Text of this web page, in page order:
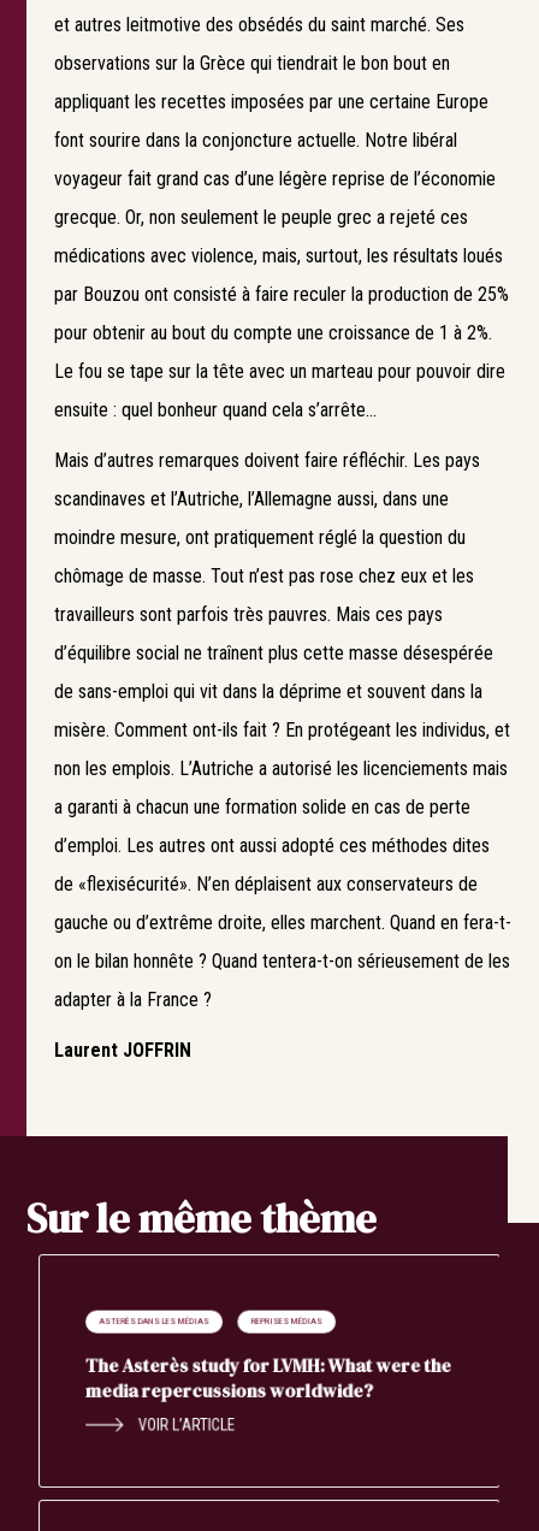
et autres leitmotive des obsédés du saint marché. Ses
observations sur la Grèce qui tiendrait le bon bout en
appliquant les recettes imposées par une certaine Europe
font sourire dans la conjoncture actuelle. Notre libéral
voyageur fait grand cas d’une légère reprise de l’économie
grecque. Or, non seulement le peuple grec a rejeté ces
médications avec violence, mais, surtout, les résultats loués
par Bouzou ont consisté à faire reculer la production de 25%
pour obtenir au bout du compte une croissance de 1 à 2%.
Le fou se tape sur la tête avec un marteau pour pouvoir dire
ensuite : quel bonheur quand cela s’arrête…
Mais d’autres remarques doivent faire réfléchir. Les pays
scandinaves et l’Autriche, l’Allemagne aussi, dans une
moindre mesure, ont pratiquement réglé la question du
chômage de masse. Tout n’est pas rose chez eux et les
travailleurs sont parfois très pauvres. Mais ces pays
d’équilibre social ne traînent plus cette masse désespérée
de sans-emploi qui vit dans la déprime et souvent dans la
misère. Comment ont-ils fait ? En protégeant les individus, et
non les emplois. L’Autriche a autorisé les licenciements mais
a garanti à chacun une formation solide en cas de perte
d’emploi. Les autres ont aussi adopté ces méthodes dites
de «flexisécurité». N’en déplaisent aux conservateurs de
gauche ou d’extrême droite, elles marchent. Quand en fera-t-
on le bilan honnête ? Quand tentera-t-on sérieusement de les
adapter à la France ?
Laurent JOFFRIN
Sur le même thème
ASTERÈS DANS LES MÉDIAS REPRISES MÉDIAS
The Asterès study for LVMH: What were the
media repercussions worldwide?
VOIR L’ARTICLE
Search